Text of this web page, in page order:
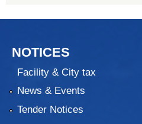
NOTICES
Facility & City tax
News & Events
Tender Notices